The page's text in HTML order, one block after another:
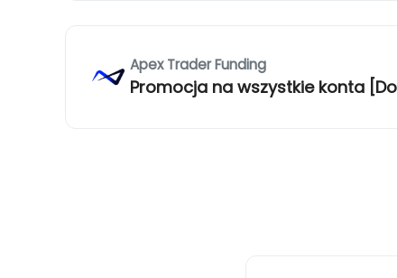
Apex Trader Funding
Promocja na wszystkie konta [Do